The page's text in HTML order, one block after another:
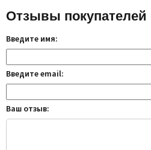
Отзывы покупателей
Введите имя:
Введите email:
Ваш отзыв: